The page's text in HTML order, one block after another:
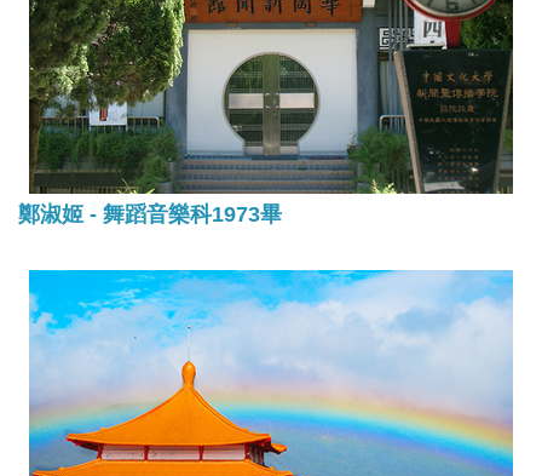
鄭淑姬 - 舞蹈音樂科1973畢